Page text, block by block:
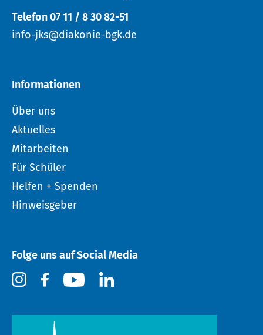
Telefon 07 11 / 8 30 82-51
info-jks@diakonie-bgk.de
Informationen
Über uns
Aktuelles
Mitarbeiten
Für Schüler
Helfen + Spenden
Hinweisgeber
Folge uns auf Social Media